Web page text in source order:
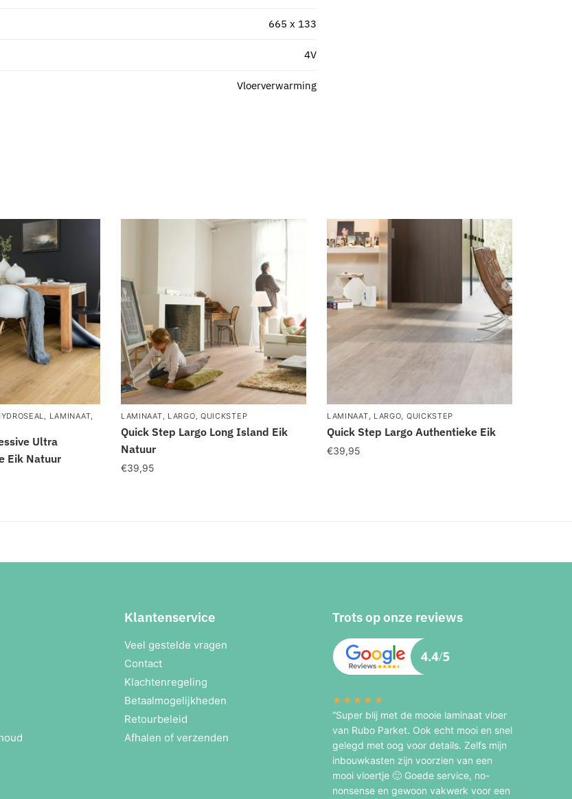
665 x 133
4V
Vloerverwarming
LAMINAAT
Ultra
Eik Natuur
LAMINAAT LARGO QUICKSTEP
Quick Step Largo Long Island Eik
Natuur
€39,95
LAMINAAT LARGO QUICKSTEP
Quick Step Largo Authentieke Eik
€39,95
Klantenservice
Veel gestelde vragen
Contact
Klachtenregeling
Betaalmogelijkheden
Retourbeleid
Afhalen of verzenden
Trots op onze reviews
★★★★★
“Super blij met de mooie laminaat vloer
van Rubo Parket. Ook echt mooi en snel
gelegd met oog voor details. Zelfs mijn
inbouwkasten zijn voorzien van een
mooi vloertje 🙂 Goede service, no-
nonsense en gewoon vakwerk voor een